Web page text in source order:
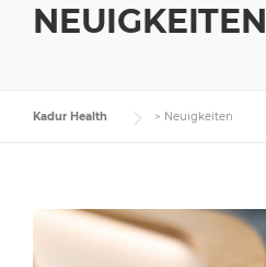
NEUIGKEITEN
Kadur Health > Neuigkeiten